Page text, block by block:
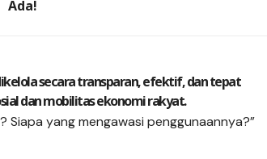
Ada!
secara transparan, efektif, dan tepat
dan mobilitas ekonomi rakyat.
Siapa yang mengawasi penggunaannya?”